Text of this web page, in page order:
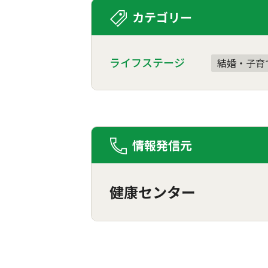
カテゴリー
ライフステージ 結婚・子育
情報発信元
健康センター